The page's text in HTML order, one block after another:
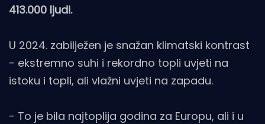
413.000 ljudi.
U 2024. zabilježen je snažan klimatski kontrast
- ekstremno suhi i rekordno topli uvjeti na
istoku i topli, ali vlažni uvjeti na zapadu.
- To je bila najtoplija godina za Europu, ali i u